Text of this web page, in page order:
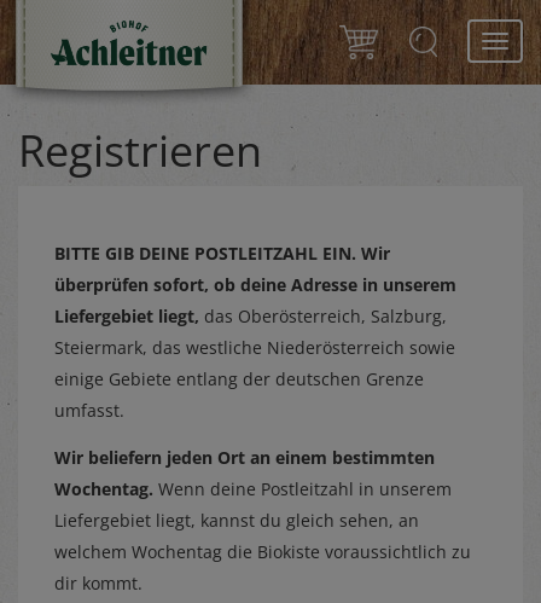
Registrieren
BITTE GIB DEINE POSTLEITZAHL EIN. Wir
überprüfen sofort, ob deine Adresse in unserem
Liefergebiet liegt, das Oberösterreich, Salzburg,
Steiermark, das westliche Niederösterreich sowie
einige Gebiete entlang der deutschen Grenze
umfasst.
Wir beliefern jeden Ort an einem bestimmten
Wochentag. Wenn deine Postleitzahl in unserem
Liefergebiet liegt, kannst du gleich sehen, an
welchem Wochentag die Biokiste voraussichtlich zu
dir kommt.